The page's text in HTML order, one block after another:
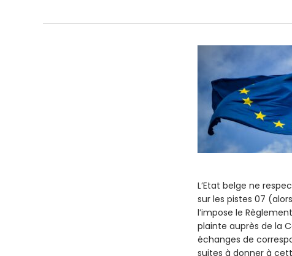
L’Etat belge ne
sur les pistes 07
l’impose le
plainte auprès de la
échanges de
suites à donner à